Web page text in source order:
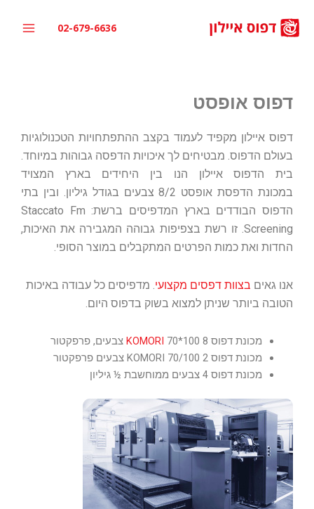
לתוכן
02-679-6636
דפוס אופסט
דפוס איילון מקפיד לעמוד בקצב ההתפתחויות הטכנולוגיות
בעולם הדפוס. מבטיחים לך איכויות הדפסה גבוהות במיוחד.
בית הדפוס איילון הנו בין היחידים בארץ המצויד
במכונת הדפסת אופסט 8/2 צבעים בגודל גיליון. ובין בתי
הדפוס הבודדים בארץ המדפיסים ברשת: Staccato Fm
Screening. זו רשת בצפיפות גבוהה המגבירה את האיכות,
החדות ואת כמות הפרטים המתקבלים במוצר הסופי.
אנו גאים בצוות דפסים מקצועי. מדפיסים כל עבודה באיכות
הטובה ביותר שניתן למצוא בשוק בדפוס היום.
מכונת דפוס KOMORI 70*100 8 צבעים, פרפקטור
מכונת דפוס KOMORI 70/100 2 צבעים פרפקטור
מכונת דפוס 4 צבעים ממוחשבת ½ גיליון